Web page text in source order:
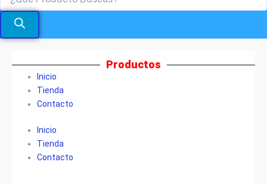
Productos
Inicio
Tienda
Contacto
Inicio
Tienda
Contacto